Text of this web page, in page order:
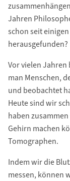
Jahren
schon seit
herausgefunden?
Vor vielen
man Menschen,
und beobachtet
Heute sind wir
haben
Gehirn machen
Tomographen.
Indem wir die
messen, können